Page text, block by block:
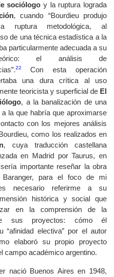
sociólogo y la ruptura lograda
, cuando “Bourdieu produjo
ruptura metodológica, al
de una técnica estadística a la
particularmente adecuada a su
el análisis de
22
Con esta operación
una dura crítica al uso
teoricista y superficial de El
, a la banalización de una
la que habría que aproximarse
con los mejores análisis
como los realizados en
, cuya traducción castellana
en Madrid por Taurus, en
importante reseñar la obra
Baranger, para el foco de mi
necesario referirme a su
histórica y social que
en la comprensión de la
sus proyectos: cómo él
“afinidad electiva” por el autor
elaboró su propio proyecto
campo académico argentino.
nació Buenos Aires en 1948,